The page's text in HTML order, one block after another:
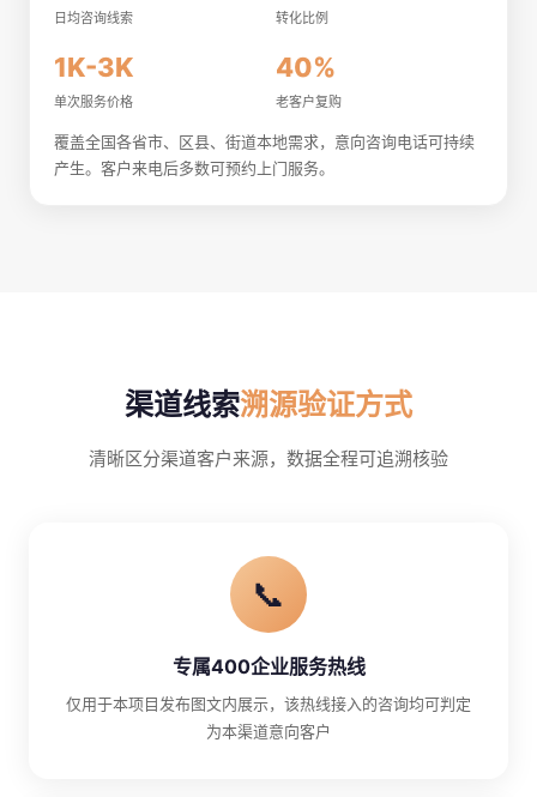
日均咨询线索 转化比例
1K-3K
单次服务价格
40%
老客户复购
覆盖全国各省市、区县、街道本地需求，意向咨询电话可持续
产生。客户来电后多数可预约上门服务。
渠道线索溯源验证方式
清晰区分渠道客户来源，数据全程可追溯核验
📞
专属400企业服务热线
仅用于本项目发布图文内展示，该热线接入的咨询均可判定
为本渠道意向客户